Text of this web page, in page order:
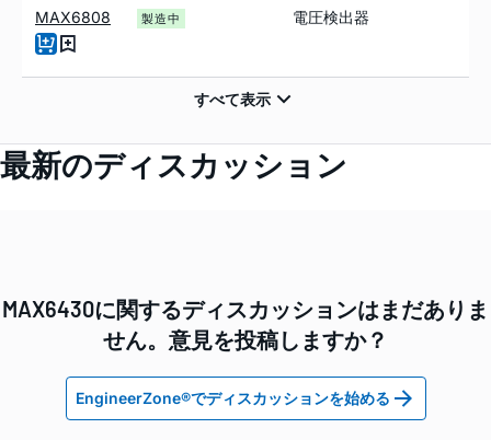
MAX6808 製造中 電圧検出器
最新のディスカッション
MAX6430に関するディスカッションはまだありま
せん。意見を投稿しますか？
EngineerZone®でディスカッションを始める